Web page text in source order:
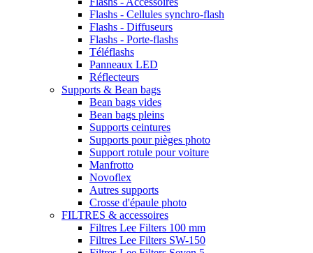
Flashs - Cellules synchro-flash
Flashs - Diffuseurs
Flashs - Porte-flashs
Téléflashs
Panneaux LED
Réflecteurs
Supports & Bean bags
Bean bags vides
Bean bags pleins
Supports ceintures
Supports pour pièges photo
Support rotule pour voiture
Manfrotto
Novoflex
Autres supports
Crosse d'épaule photo
FILTRES & accessoires
Filtres Lee Filters 100 mm
Filtres Lee Filters SW-150